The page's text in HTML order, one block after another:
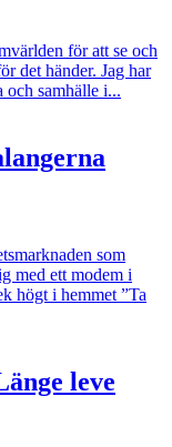
för att se och
det händer. Jag har
och samhälle i...
som
med ett modem i
högt i hemmet ”Ta
leve